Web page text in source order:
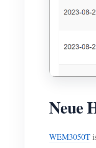
Neue
WEM3050T